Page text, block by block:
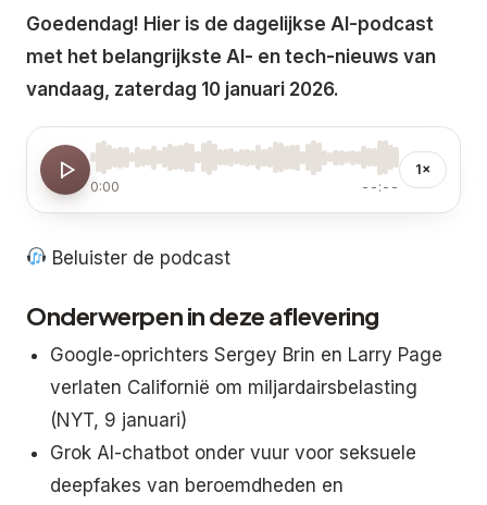
Goedendag! Hier is de dagelijkse AI-podcast
met het belangrijkste AI- en tech-nieuws van
vandaag, zaterdag 10 januari 2026.
0:00 --:--
1×
Beluister de podcast
Onderwerpen in deze aflevering
Google-oprichters Sergey Brin en Larry Page
verlaten Californië om miljardairsbelasting
(NYT, 9 januari)
Grok AI-chatbot onder vuur voor seksuele
deepfakes van beroemdheden en